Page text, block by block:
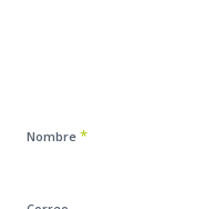
Nombre *